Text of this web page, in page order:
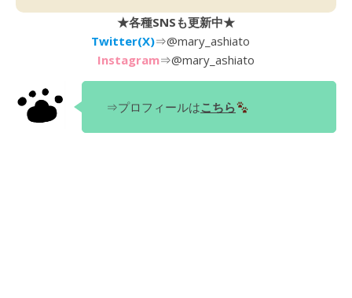
★各種SNSも更新中★
Twitter(X)⇒@mary_ashiato
Instagram⇒@mary_ashiato
⇒プロフィールはこちら